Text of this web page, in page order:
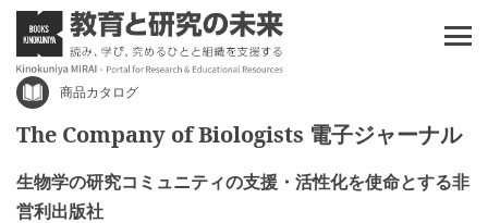
商品カタログ
The Company of Biologists 電子ジャーナル
生物学の研究コミュニティの支援・活性化を使命とする非
営利出版社